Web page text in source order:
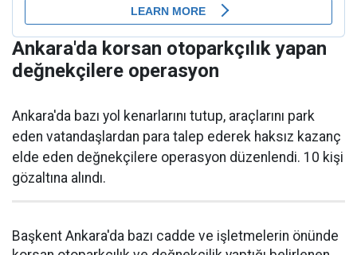
Ankara'da korsan otoparkçılık yapan
değnekçilere operasyon
Ankara'da bazı yol kenarlarını tutup, araçlarını park
eden vatandaşlardan para talep ederek haksız kazanç
elde eden değnekçilere operasyon düzenlendi. 10 kişi
gözaltına alındı.
Başkent Ankara'da bazı cadde ve işletmelerin önünde